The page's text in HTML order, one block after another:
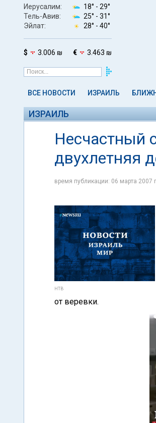
Иерусалим: 18° - 29°
Тель-Авив:
25° - 31°
Эйлат:
28° - 40°
$ 3.006 ₪ € 3.463 ₪
ВСЕ НОВОСТИ ИЗРАИЛЬ
ИЗРАИЛЬ
Несчастный
двухлетняя
время публикации: 06 марта 2007
НТВ
от веревки.